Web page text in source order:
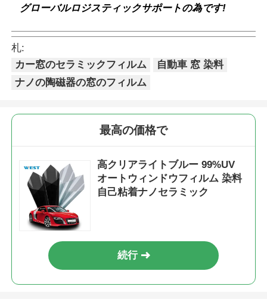
グローバルロジスティックサポートの為です!
札:
カー窓のセラミックフィルム
自動車 窓 染料
ナノの陶磁器の窓のフィルム
最高の価格で
高クリアライトブルー 99%UV
オートウィンドウフィルム 染料
自己粘着ナノセラミック
続行